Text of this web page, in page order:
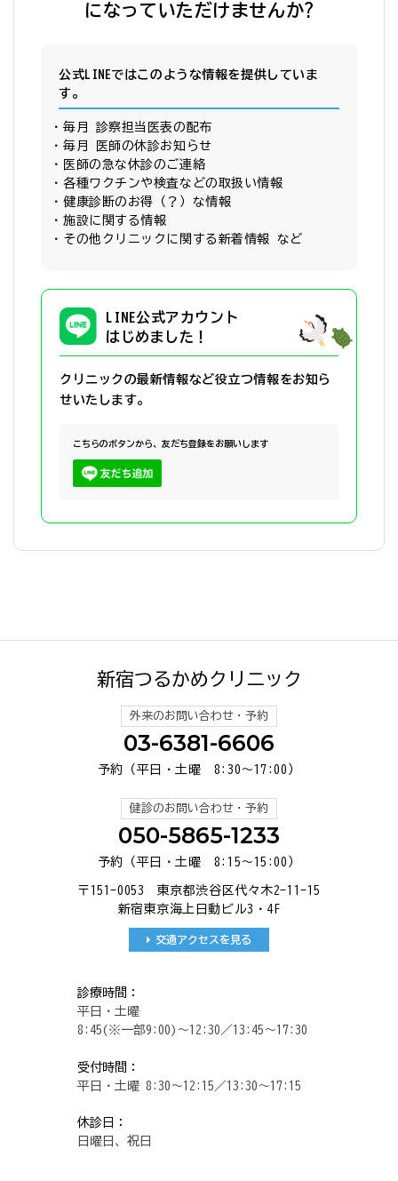
になっていただけませんか?
公式LINEではこのような情報を提供していま
す。
毎月 診察担当医表の配布
毎月 医師の休診お知らせ
医師の急な休診のご連絡
各種ワクチンや検査などの取扱い情報
健康診断のお得（？）な情報
施設に関する情報
その他クリニックに関する新着情報 など
LINE公式アカウント
はじめました！
クリニックの最新情報など役立つ情報をお知ら
せいたします。
こちらのボタンから、友だち登録をお願いします
新宿つるかめクリニック
外来のお問い合わせ・予約
03-6381-6606
予約（平日・土曜 8:30～17:00）
健診のお問い合わせ・予約
050-5865-1233
予約（平日・土曜 8:15～15:00）
〒151-0053 東京都渋谷区代々木2-11-15
新宿東京海上日動ビル3・4F
交通アクセスを見る
診療時間：
平日・土曜
8:45(※一部9:00)～12:30／13:45～17:30
受付時間：
平日・土曜 8:30～12:15／13:30～17:15
休診日：
日曜日、祝日